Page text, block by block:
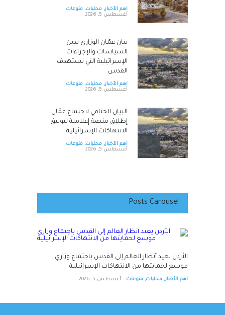
اهم الأخبار, محليات, منوعات
أغسطس 5, 2026
بيان عمّان الوزاري يدين
السياسات والإجراءات
الإسرائيلية التي تستهدف
القدس
اهم الأخبار, محليات, منوعات
أغسطس 5, 2026
البيان الختامي لاجتماع عمّان:
إطلاق منصة إعلامية لتوثيق
الانتهاكات الإسرائيلية
اهم الأخبار, محليات, منوعات
أغسطس 5, 2026
أغسطس 5, 2026
الأردن يعيد أنظار العالم إلى
القدس باجتماع وزاري موسع
لحمايتها من الانتهاكات
Posts Carousel
الأردن يعيد أنظار العالم إلى القدس باجتماع وزاري
موسع لحمايتها من الانتهاكات الإسرائيلية
اهم الأخبار, محليات, منوعات أغسطس 5, 2026